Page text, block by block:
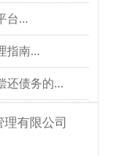
台...
指南...
还债务的...
有限公司